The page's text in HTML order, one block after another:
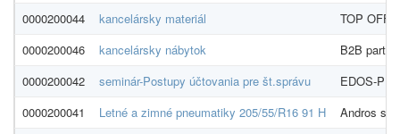
0000200044
kancelársky materiál
TOP
0000200046
kancelársky nábytok
B2B
0000200042
seminár-Postupy účtovania pre št.správu
EDOS-
0000200041
Letné a zimné pneumatiky 205/55/R16 91 H
Andros